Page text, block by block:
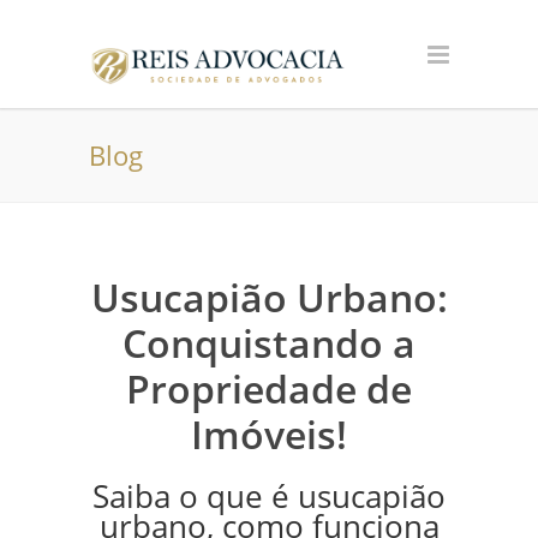
Blog
Usucapião Urbano:
Conquistando a
Propriedade de
Imóveis!
Saiba o que é usucapião
urbano, como funciona